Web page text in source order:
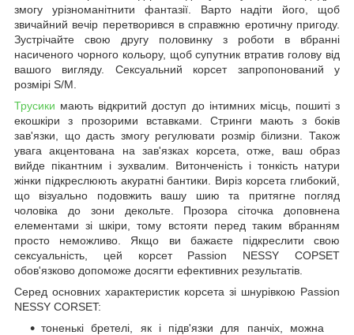
змогу урізноманітнити фантазії. Варто надіти його, щоб
звичайний вечір перетворився в справжню еротичну пригоду.
Зустрічайте свою другу половинку з роботи в вбранні
насиченого чорного кольору, щоб супутник втратив голову від
вашого вигляду. Сексуальний корсет запропонований у
розмірі S/M.
Трусики мають відкритий доступ до інтимних місць, пошиті з
екошкіри з прозорими вставками. Стринги мають з боків
зав'язки, що дасть змогу регулювати розмір білизни. Також
увага акцентована на зав'язках корсета, отже, ваш образ
вийде пікантним і зухвалим. Витонченість і тонкість натури
жінки підкреслюють акуратні бантики. Виріз корсета глибокий,
що візуально подовжить вашу шию та притягне погляд
чоловіка до зони декольте. Прозора сіточка доповнена
елементами зі шкіри, тому встояти перед таким вбранням
просто неможливо. Якщо ви бажаєте підкреслити свою
сексуальність, цей корсет Passion NESSY COPSET
обов'язково допоможе досягти ефективних результатів.
Серед основних характеристик корсета зі шнурівкою Passion
NESSY CORSET:
тоненькі бретелі, як і підв'язки для панчіх, можна